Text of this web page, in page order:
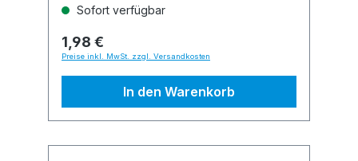
Sofort verfügbar
1,98 €
Preise inkl. MwSt. zzgl. Versandkosten
In den Warenkorb